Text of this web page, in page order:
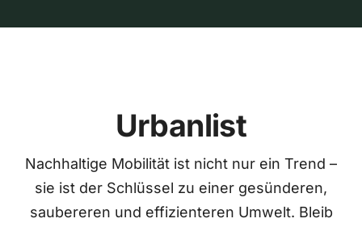
Urbanlist
Nachhaltige Mobilität ist nicht nur ein Trend –
sie ist der Schlüssel zu einer gesünderen,
saubereren und effizienteren Umwelt. Bleib